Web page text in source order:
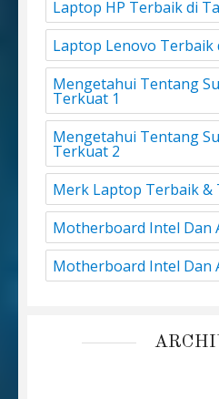
Laptop HP Terbaik di
Laptop Lenovo Terbaik
Mengetahui Tentang
Terkuat 1
Mengetahui Tentang
Terkuat 2
Merk Laptop Terbaik &
Motherboard Intel Dan
Motherboard Intel Dan